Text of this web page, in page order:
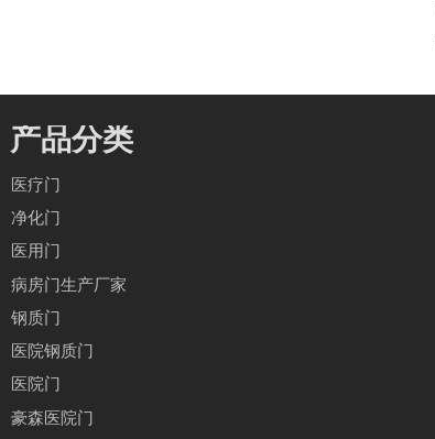
产品分类
医疗门
净化门
医用门
病房门生产厂家
钢质门
医院钢质门
医院门
豪森医院门